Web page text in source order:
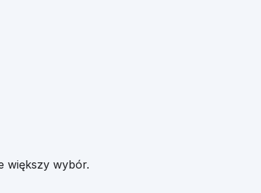
większy wybór.